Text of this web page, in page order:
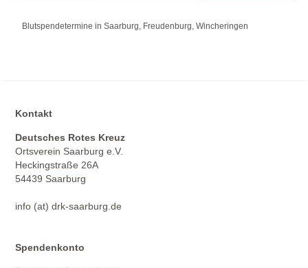
Blutspendetermine in Saarburg, Freudenburg, Wincheringen
Kontakt
Deutsches Rotes Kreuz
Ortsverein Saarburg e.V.
Heckingstraße 26A
54439 Saarburg
info (at) drk-saarburg.de
Spendenkonto